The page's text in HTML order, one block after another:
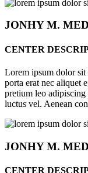
JONHYM.
CENTER
Lorem ipsum dolor sit
porta erat nec aliquet
pretium leo adipiscing
luctus vel. Aenean
JONHYM.
CENTER